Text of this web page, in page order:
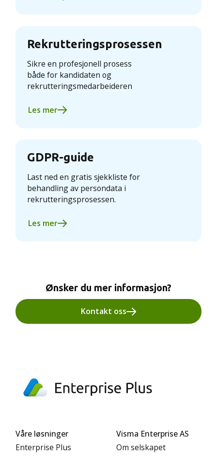
Rekrutteringsprosessen
Sikre en profesjonell prosess
både for kandidaten og
rekrutteringsmedarbeideren
Les mer
GDPR-guide
Last ned en gratis sjekkliste for
behandling av persondata i
rekrutteringsprosessen.
Les mer
Ønsker du mer informasjon?
Kontakt oss
Våre løsninger
Enterprise Plus
Visma Enterprise AS
Om selskapet